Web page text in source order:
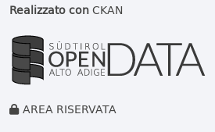
Realizzato conCKAN
AREA RISERVATA